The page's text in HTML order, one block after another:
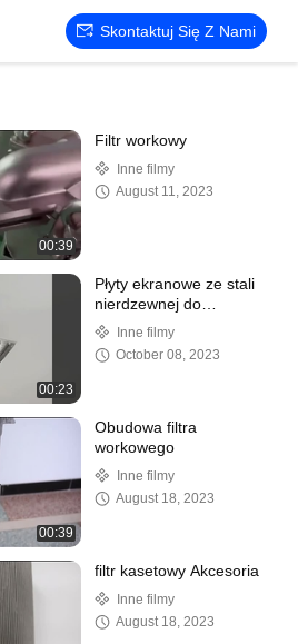
Skontaktuj Się Z Nami
00:39
Filtr workowy
Inne filmy
August 11, 2023
00:23
Płyty ekranowe ze stali
nierdzewnej do
filtrowania i suszenia
ziarna
Inne filmy
October 08, 2023
00:39
Obudowa filtra
workowego
Inne filmy
August 18, 2023
filtr kasetowy Akcesoria
Inne filmy
August 18, 2023